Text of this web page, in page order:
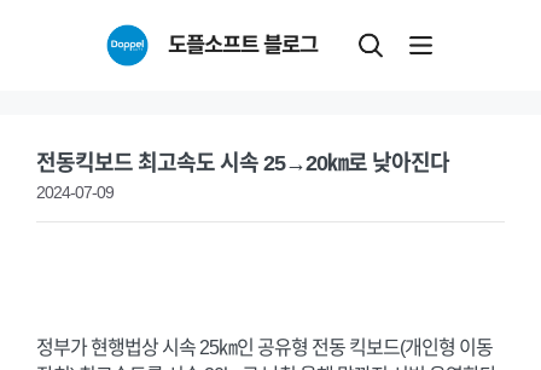
도플소프트 블로그
전동킥보드 최고속도 시속 25→20㎞로 낮아진다
2024-07-09
정부가 현행법상 시속 25㎞인 공유형 전동 킥보드(개인형 이동